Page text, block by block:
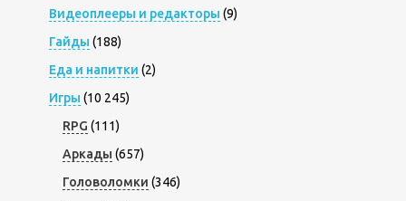
Видеоплееры и редакторы (9)
Гайды (188)
Еда и напитки (2)
Игры (10 245)
RPG (111)
Аркады (657)
Головоломки (346)